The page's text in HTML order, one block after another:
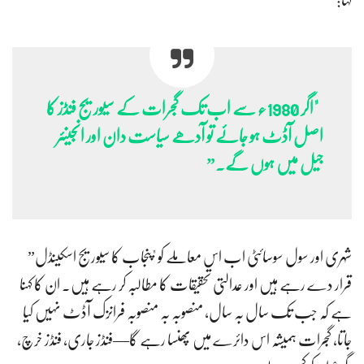
"اگر 1980ء سے اب تک گجرات کے سیوریج فنڈز کا
اصل آڈٹ ہو جائے تو آدھے سیاست دان اور انجینئر
جیل میں ہوں گے۔”
شہری اور سول سوسائٹی اب اس معاملے کو "پنجاب کا سیوریج اسکینڈل”
قرار دے رہے ہیں اور عدالتی تحقیقات کا مطالبہ کر رہے ہیں۔ ان کا کہنا
ہے کہ جب تک سال بہ سال، منصوبہ بہ منصوبہ فرانزک آڈٹ نہیں کیا
جاتا، گجرات ہمیشہ اس دائرے میں پھنسا رہے گا—فنڈز جاری، فنڈز خرچ،